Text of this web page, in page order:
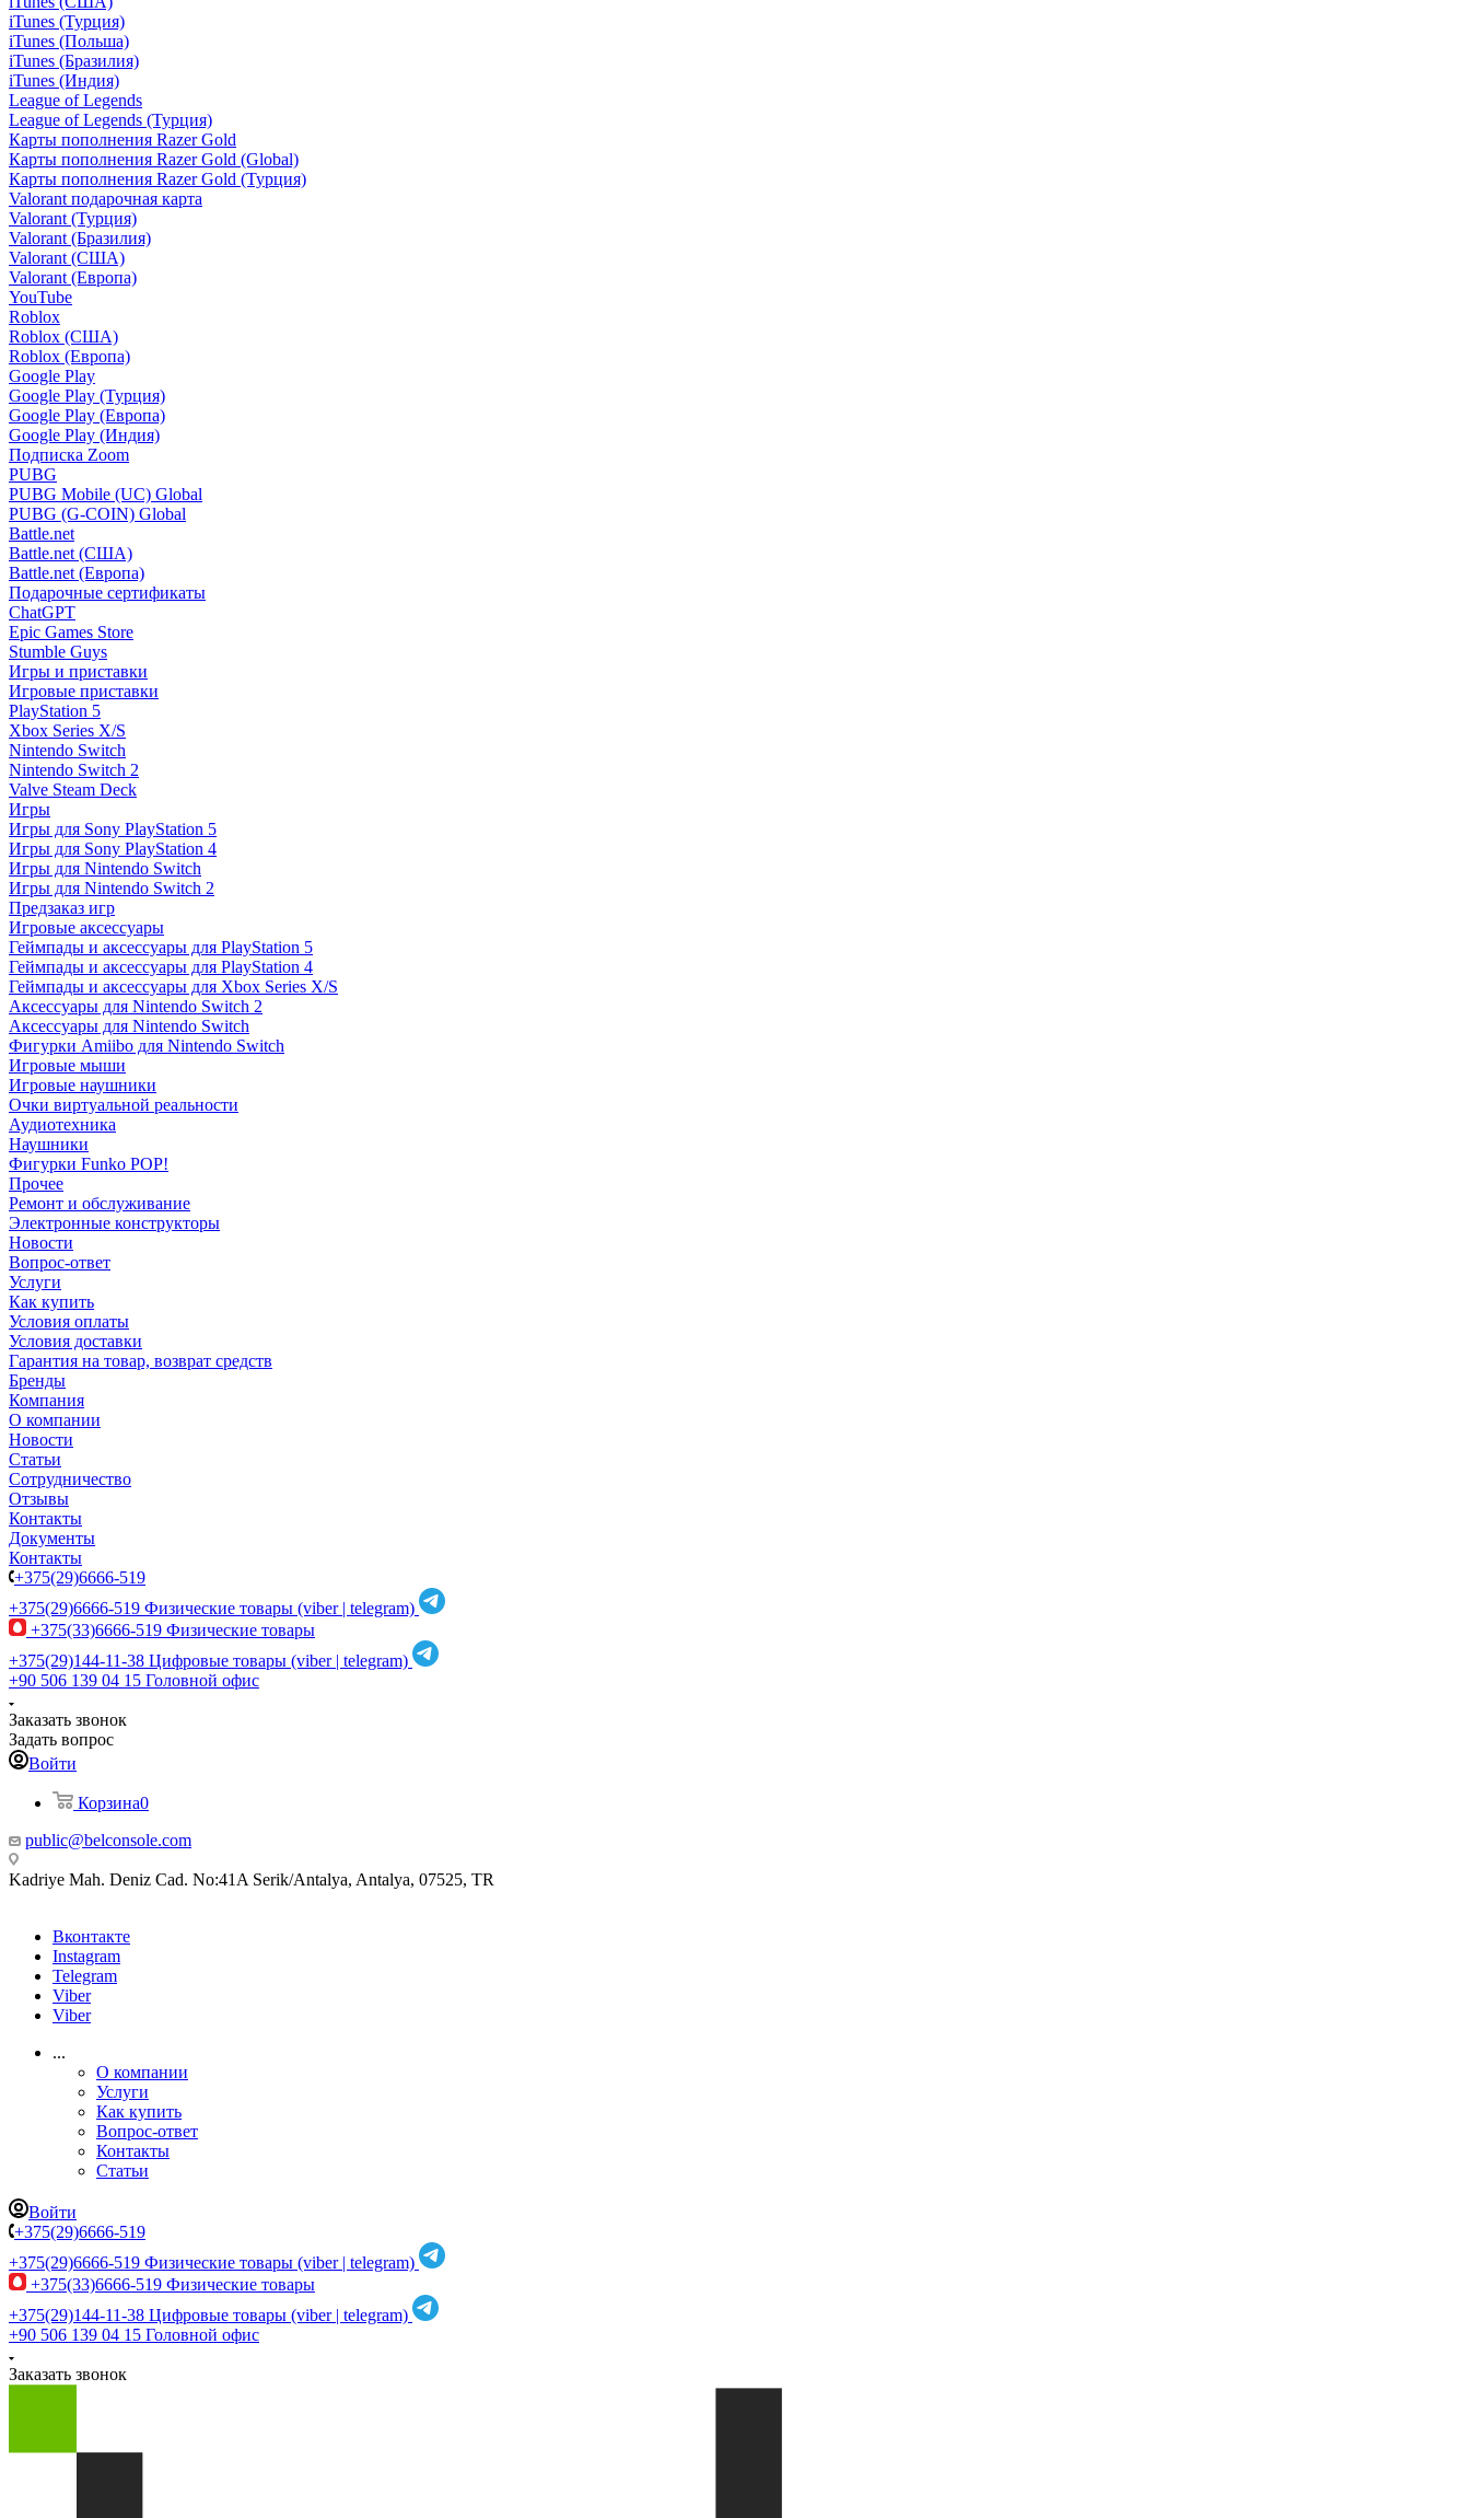
iTunes (Турция)
iTunes (Польша)
iTunes (Бразилия)
iTunes (Индия)
League of Legends
League of Legends (Турция)
Карты пополнения Razer Gold
Карты пополнения Razer Gold (Global)
Карты пополнения Razer Gold (Турция)
Valorant подарочная карта
Valorant (Турция)
Valorant (Бразилия)
Valorant (США)
Valorant (Европа)
YouTube
Roblox
Roblox (США)
Roblox (Европа)
Google Play
Google Play (Турция)
Google Play (Европа)
Google Play (Индия)
Подписка Zoom
PUBG
PUBG Mobile (UC) Global
PUBG (G-COIN) Global
Battle.net
Battle.net (США)
Battle.net (Европа)
Подарочные сертификаты
ChatGPT
Epic Games Store
Stumble Guys
Игры и приставки
Игровые приставки
PlayStation 5
Xbox Series X/S
Nintendo Switch
Nintendo Switch 2
Valve Steam Deck
Игры
Игры для Sony PlayStation 5
Игры для Sony PlayStation 4
Игры для Nintendo Switch
Игры для Nintendo Switch 2
Предзаказ игр
Игровые аксессуары
Геймпады и аксессуары для PlayStation 5
Геймпады и аксессуары для PlayStation 4
Геймпады и аксессуары для Xbox Series X/S
Аксессуары для Nintendo Switch 2
Аксессуары для Nintendo Switch
Фигурки Amiibo для Nintendo Switch
Игровые мыши
Игровые наушники
Очки виртуальной реальности
Аудиотехника
Наушники
Фигурки Funko POP!
Прочее
Ремонт и обслуживание
Электронные конструкторы
Новости
Вопрос-ответ
Услуги
Как купить
Условия оплаты
Условия доставки
Гарантия на товар, возврат средств
Бренды
Компания
О компании
Новости
Статьи
Сотрудничество
Отзывы
Контакты
Документы
Контакты
+375(29)6666-519
+375(29)6666-519 Физические товары (viber | telegram)
+375(33)6666-519 Физические товары
+375(29)144-11-38 Цифровые товары (viber | telegram)
+90 506 139 04 15 Головной офис
Заказать звонок
Задать вопрос
Войти
Корзина0
public@belconsole.com
Kadriye Mah. Deniz Cad. No:41A Serik/Antalya, Antalya, 07525, TR
Вконтакте
Instagram
Telegram
Viber
Viber
...
О компании
Услуги
Как купить
Вопрос-ответ
Контакты
Статьи
Войти
+375(29)6666-519
+375(29)6666-519 Физические товары (viber | telegram)
+375(33)6666-519 Физические товары
+375(29)144-11-38 Цифровые товары (viber | telegram)
+90 506 139 04 15 Головной офис
Заказать звонок